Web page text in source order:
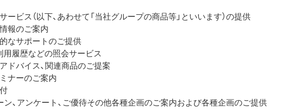
ビス（以下、あわせて「当社グループの商品等」といいます）の提供
報のご案内
なサポートのご提供
用履歴などの照会サービス
ドバイス、関連商品のご提案
ナーのご案内
、アンケート、ご優待その他各種企画のご案内および各種企画のご提供